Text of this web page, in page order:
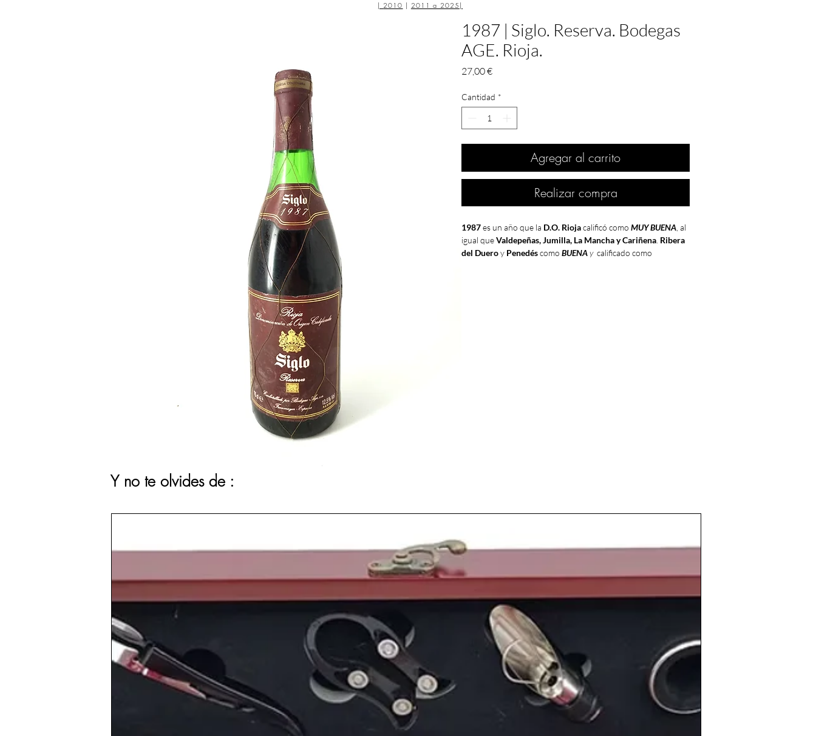
| 2010 | 2011 a 2025 |
1987 | Siglo. Reserva. Bodegas
AGE. Rioja.
27,00 €Precio
Cantidad *
Agregar al carrito
Realizar compra
1987es un año que la D.O. Riojacalificó como MUY BUENA , al
igual queValdepeñas, Jumilla, La Mancha y Cariñena Ribera
del Dueroy Penedéscomo BUENAycalificado como
en nuestro país, pero concretamente sería un año
desarrollo cultural en todos los ámbitos, y el mundo del cine se
beneficiaba de una política de subvenciones que ayudó a dar a
luz a grandes obras cinematográficas y se inauguraron los
premios de cine con más relevancia en el panorama español; los
premios Goya. Esta primera edición el principal triunfador fue
Fernando Fernán Gómez al llevarse tres de las más
importantes estatuillas, concretamente las de mejor dirección,
actor y guion.
En el panorama futbolístico podemos recordar que ese1987
se hace con la presidencia del
Y no te olvides de :